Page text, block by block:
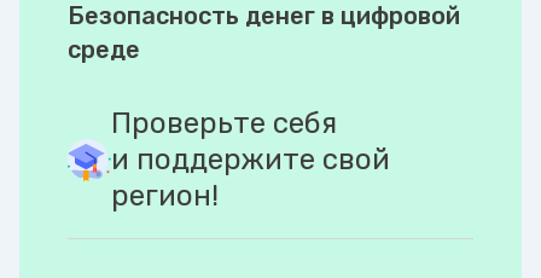
Безопасность денег в цифровой
среде
Проверьте себя
и поддержите свой
регион!